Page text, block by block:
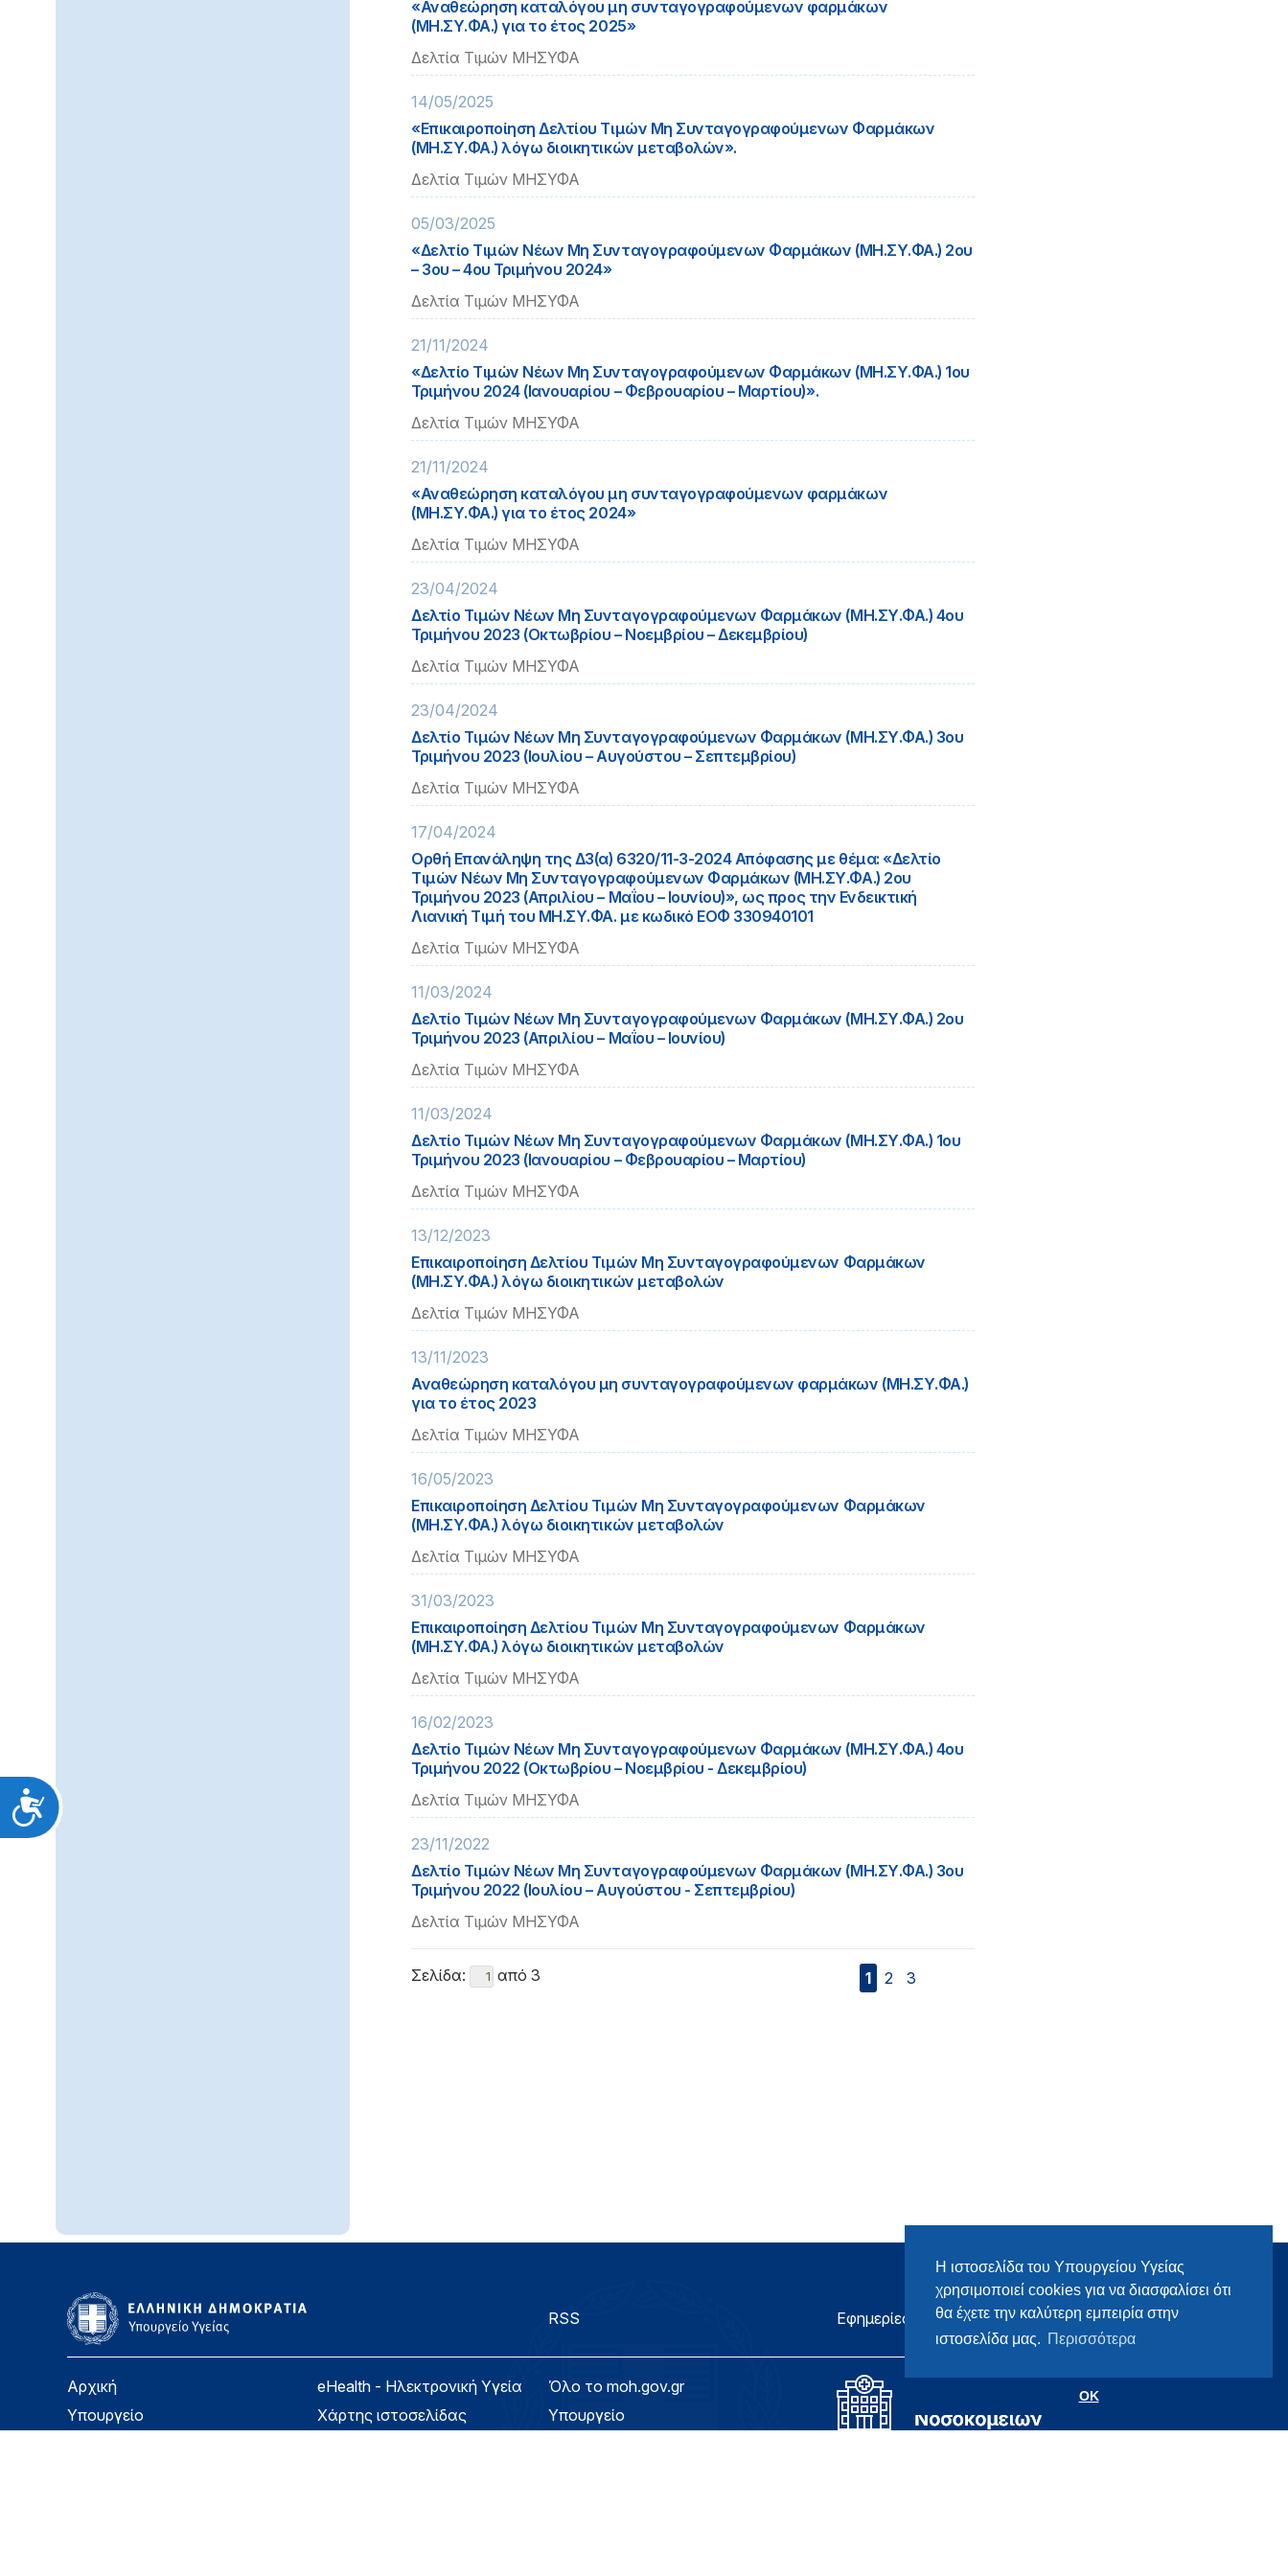
Η ιστοσελίδα του Υπουργείου Υγείας
χρησιμοποιεί cookies για να διασφαλίσει ότι
θα έχετε την καλύτερη εμπειρία στην
ιστοσελίδα μας. Περισσότερα
OK
Προσιτότητα
«Αναθεώρηση καταλόγου μη συνταγογραφούμενων φαρμάκων
(ΜΗ.ΣΥ.ΦΑ.) για το έτος 2025»
Δελτία Τιμών ΜΗΣΥΦΑ
14/05/2025
«Επικαιροποίηση Δελτίου Τιμών Μη Συνταγογραφούμενων Φαρμάκων
(ΜΗ.ΣΥ.ΦΑ.) λόγω διοικητικών μεταβολών».
Δελτία Τιμών ΜΗΣΥΦΑ
05/03/2025
«Δελτίο Τιμών Νέων Μη Συνταγογραφούμενων Φαρμάκων (ΜΗ.ΣΥ.ΦΑ.) 2ου
– 3ου – 4ου Τριμήνου 2024»
Δελτία Τιμών ΜΗΣΥΦΑ
21/11/2024
«Δελτίο Τιμών Νέων Μη Συνταγογραφούμενων Φαρμάκων (ΜΗ.ΣΥ.ΦΑ.) 1ου
Τριμήνου 2024 (Ιανουαρίου – Φεβρουαρίου – Μαρτίου)».
Δελτία Τιμών ΜΗΣΥΦΑ
21/11/2024
«Αναθεώρηση καταλόγου μη συνταγογραφούμενων φαρμάκων
(ΜΗ.ΣΥ.ΦΑ.) για το έτος 2024»
Δελτία Τιμών ΜΗΣΥΦΑ
23/04/2024
Δελτίο Τιμών Νέων Μη Συνταγογραφούμενων Φαρμάκων (ΜΗ.ΣΥ.ΦΑ.) 4ου
Τριμήνου 2023 (Οκτωβρίου – Νοεμβρίου – Δεκεμβρίου)
Δελτία Τιμών ΜΗΣΥΦΑ
23/04/2024
Δελτίο Τιμών Νέων Μη Συνταγογραφούμενων Φαρμάκων (ΜΗ.ΣΥ.ΦΑ.) 3ου
Τριμήνου 2023 (Ιουλίου – Αυγούστου – Σεπτεμβρίου)
Δελτία Τιμών ΜΗΣΥΦΑ
17/04/2024
Ορθή Επανάληψη της Δ3(α) 6320/11-3-2024 Απόφασης με θέμα: «Δελτίο
Τιμών Νέων Μη Συνταγογραφούμενων Φαρμάκων (ΜΗ.ΣΥ.ΦΑ.) 2ου
Τριμήνου 2023 (Απριλίου – Μαΐου – Ιουνίου)», ως προς την Ενδεικτική
Λιανική Τιμή του ΜΗ.ΣΥ.ΦΑ. με κωδικό ΕΟΦ 330940101
Δελτία Τιμών ΜΗΣΥΦΑ
11/03/2024
Δελτίο Τιμών Νέων Μη Συνταγογραφούμενων Φαρμάκων (ΜΗ.ΣΥ.ΦΑ.) 2ου
Τριμήνου 2023 (Απριλίου – Μαΐου – Ιουνίου)
Δελτία Τιμών ΜΗΣΥΦΑ
11/03/2024
Δελτίο Τιμών Νέων Μη Συνταγογραφούμενων Φαρμάκων (ΜΗ.ΣΥ.ΦΑ.) 1ου
Τριμήνου 2023 (Ιανουαρίου – Φεβρουαρίου – Μαρτίου)
Δελτία Τιμών ΜΗΣΥΦΑ
13/12/2023
Επικαιροποίηση Δελτίου Τιμών Μη Συνταγογραφούμενων Φαρμάκων
(ΜΗ.ΣΥ.ΦΑ.) λόγω διοικητικών μεταβολών
Δελτία Τιμών ΜΗΣΥΦΑ
13/11/2023
Αναθεώρηση καταλόγου μη συνταγογραφούμενων φαρμάκων (ΜΗ.ΣΥ.ΦΑ.)
για το έτος 2023
Δελτία Τιμών ΜΗΣΥΦΑ
16/05/2023
Επικαιροποίηση Δελτίου Τιμών Μη Συνταγογραφούμενων Φαρμάκων
(ΜΗ.ΣΥ.ΦΑ.) λόγω διοικητικών μεταβολών
Δελτία Τιμών ΜΗΣΥΦΑ
31/03/2023
Επικαιροποίηση Δελτίου Τιμών Μη Συνταγογραφούμενων Φαρμάκων
(ΜΗ.ΣΥ.ΦΑ.) λόγω διοικητικών μεταβολών
Δελτία Τιμών ΜΗΣΥΦΑ
16/02/2023
Δελτίο Τιμών Νέων Μη Συνταγογραφούμενων Φαρμάκων (ΜΗ.ΣΥ.ΦΑ.) 4ου
Τριμήνου 2022 (Οκτωβρίου – Νοεμβρίου - Δεκεμβρίου)
Δελτία Τιμών ΜΗΣΥΦΑ
23/11/2022
Δελτίο Τιμών Νέων Μη Συνταγογραφούμενων Φαρμάκων (ΜΗ.ΣΥ.ΦΑ.) 3ου
Τριμήνου 2022 (Ιουλίου – Αυγούστου - Σεπτεμβρίου)
Δελτία Τιμών ΜΗΣΥΦΑ
Σελίδα: από 3 1 2 3
Αρχική
Υπουργείο
eHealth - Ηλεκτρονική Υγεία
Χάρτης ιστοσελίδας
RSS
Όλο το moh.gov.gr
Υπουργείο
Εφημερίες